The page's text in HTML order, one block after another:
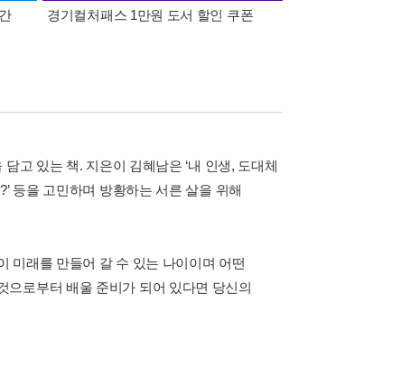
경기컬처패스 1만원 도서 할인 쿠폰
고 있는 책. 지은이 김혜남은 ‘내 인생, 도대체
등을 고민하며 방황하는 서른 살을 위해
미래를 만들어 갈 수 있는 나이이며 어떤
으로부터 배울 준비가 되어 있다면 당신의